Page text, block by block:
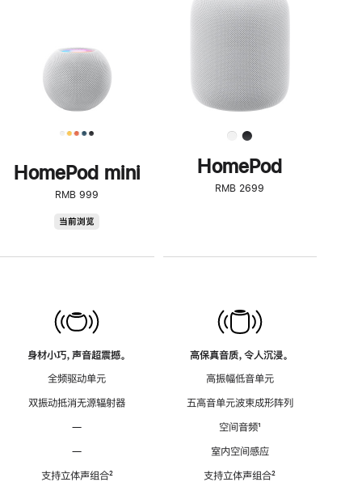
HomePod mini
RMB 999
当前浏览
身材小巧，声音超震撼。
全频驱动单元
双振动抵消无源辐射器
—
—
支持立体声组合脚
²
了
解
HomePod<
HomePod
RMB 2699
高保真音质，令人沉浸。
高振幅低音单元
五高音单元波束成形阵列
空间音频脚
¹
室内空间感应
支持立体声组合脚
²